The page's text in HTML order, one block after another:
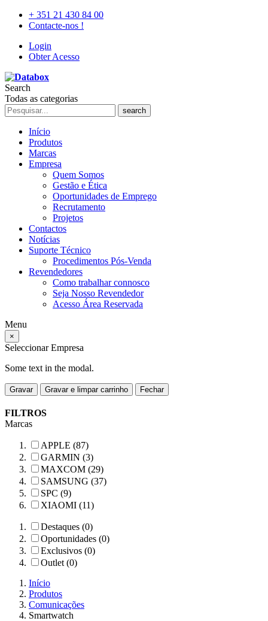
+ 351 21 430 84 00
Contacte-nos !
Login
Obter Acesso
Search
Todas as categorias
search
Início
Produtos
Marcas
Empresa
Quem Somos
Gestão e Ética
Oportunidades de Emprego
Recrutamento
Projetos
Contactos
Notícias
Suporte Técnico
Procedimentos Pós-Venda
Revendedores
Como trabalhar connosco
Seja Nosso Revendedor
Acesso Área Reservada
Menu
×
Seleccionar Empresa
Some text in the modal.
Gravar Gravar e limpar carrinho Fechar
FILTROS
Marcas
APPLE (87)
GARMIN (3)
MAXCOM (29)
SAMSUNG (37)
SPC (9)
XIAOMI (11)
Destaques (0)
Oportunidades (0)
Exclusivos (0)
Outlet (0)
Início
Produtos
Comunicações
Smartwatch